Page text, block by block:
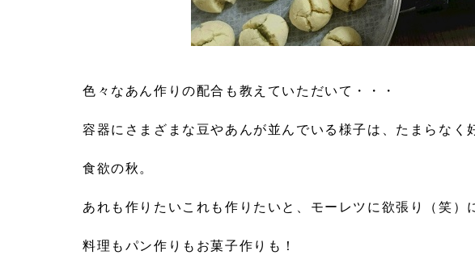
色々なあん作りの配合も教えていただいて・・・
容器にさまざまな豆やあんが並んでいる様子は、たまらなく
食欲の秋。
あれも作りたいこれも作りたいと、モーレツに欲張り（笑）
料理もパン作りもお菓子作りも！